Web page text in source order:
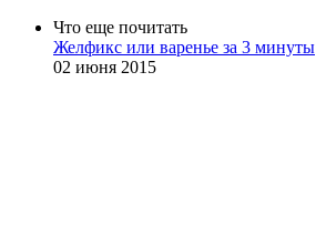
Что еще почитать
Желфикс или варенье за 3 минуты
02 июня 2015